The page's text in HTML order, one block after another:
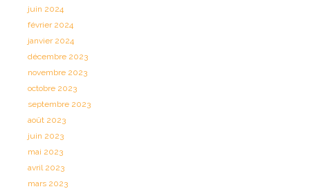
juin 2024
février 2024
janvier 2024
décembre 2023
novembre 2023
octobre 2023
septembre 2023
août 2023
juin 2023
mai 2023
avril 2023
mars 2023